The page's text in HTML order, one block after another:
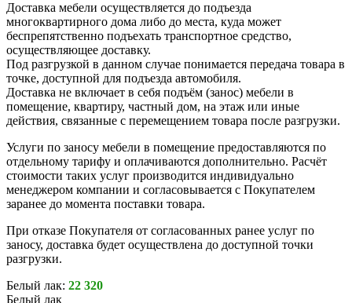
Доставка мебели осуществляется до подъезда
многоквартирного дома либо до места, куда может
беспрепятственно подъехать транспортное средство,
осуществляющее доставку.
Под разгрузкой в данном случае понимается передача товара в
точке, доступной для подъезда автомобиля.
Доставка не включает в себя подъём (занос) мебели в
помещение, квартиру, частный дом, на этаж или иные
действия, связанные с перемещением товара после разгрузки.
Услуги по заносу мебели в помещение предоставляются по
отдельному тарифу и оплачиваются дополнительно. Расчёт
стоимости таких услуг производится индивидуально
менеджером компании и согласовывается с Покупателем
заранее до момента поставки товара.
При отказе Покупателя от согласованных ранее услуг по
заносу, доставка будет осуществлена до доступной точки
разгрузки.
Белый лак: 22 320
Белый лак